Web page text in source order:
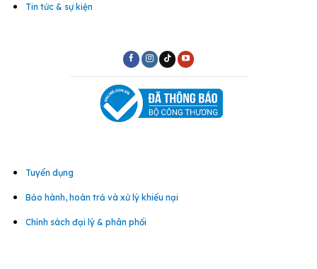
Tin tức & sự kiện
Tuyển dụng
Bảo hành, hoàn trả và xử lý khiếu nại
Chính sách đại lý & phân phối